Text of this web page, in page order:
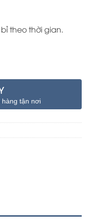
theo thời gian.
hàng tận nơi